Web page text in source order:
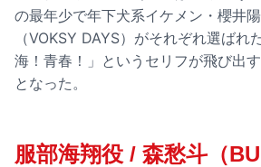
の最年少で年下犬系イケメン・櫻井
（VOKSY DAYS）がそれぞれ選ばれ
海！青春！」というセリフが飛び出
となった。
服部海翔役 / 森愁斗（